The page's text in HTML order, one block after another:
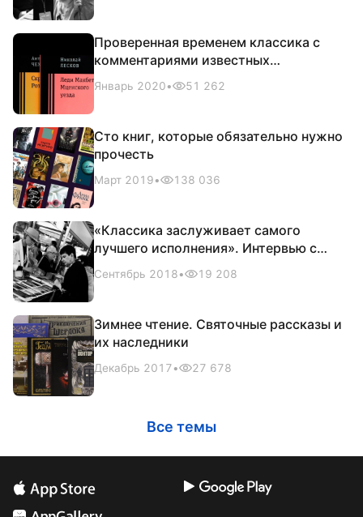
Проверенная временем классика с
комментариями известных
современников
Январь 2020• 51 262
Сто книг, которые обязательно нужно
прочесть
Март 2019• 138 036
«Классика заслуживает самого
лучшего исполнения». Интервью с
издателем
Сентябрь 2018• 19 208
Зимнее чтение. Святочные рассказы и
их наследники
Декабрь 2017• 27 678
Все темы